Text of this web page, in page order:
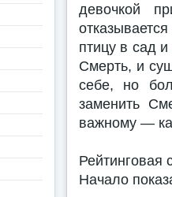
девочкой
птицу в сад
Смерть, и
себе, но
заменить
важному —
Рейтинговая
Начало